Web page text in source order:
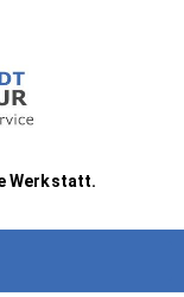
Werkstatt.